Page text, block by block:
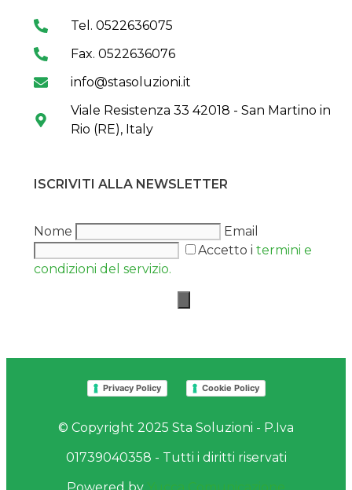
Tel. 0522636075
Fax. 0522636076
info@stasoluzioni.it
Viale Resistenza 33 42018 - San Martino in
Rio (RE), Italy
ISCRIVITI ALLA NEWSLETTER
Nome
Email
Accetto i termini e
condizioni del servizio.
Privacy Policy Cookie Policy
© Copyright 2025 Sta Soluzioni - P.Iva
01739040358 - Tutti i diritti riservati